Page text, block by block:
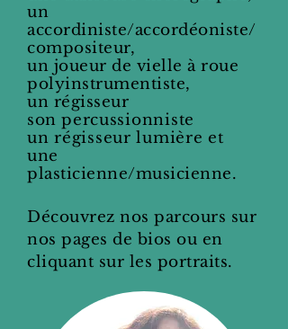
un
accordiniste/accordéoniste/
compositeur,
un joueur de vielle à roue
polyinstrumentiste,
un régisseur
sonpercussionniste
un régisseur lumière et
une
plasticienne/musicienne.
Découvrez nos parcours sur
nos pages de bios ou en
cliquant sur les portraits.